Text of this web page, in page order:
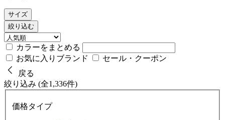
サイズ
絞り込む
カラーをまとめる
お気に入りブランド
セール・クーポン
戻る
絞り込み (全1,336件)
価格タイプ